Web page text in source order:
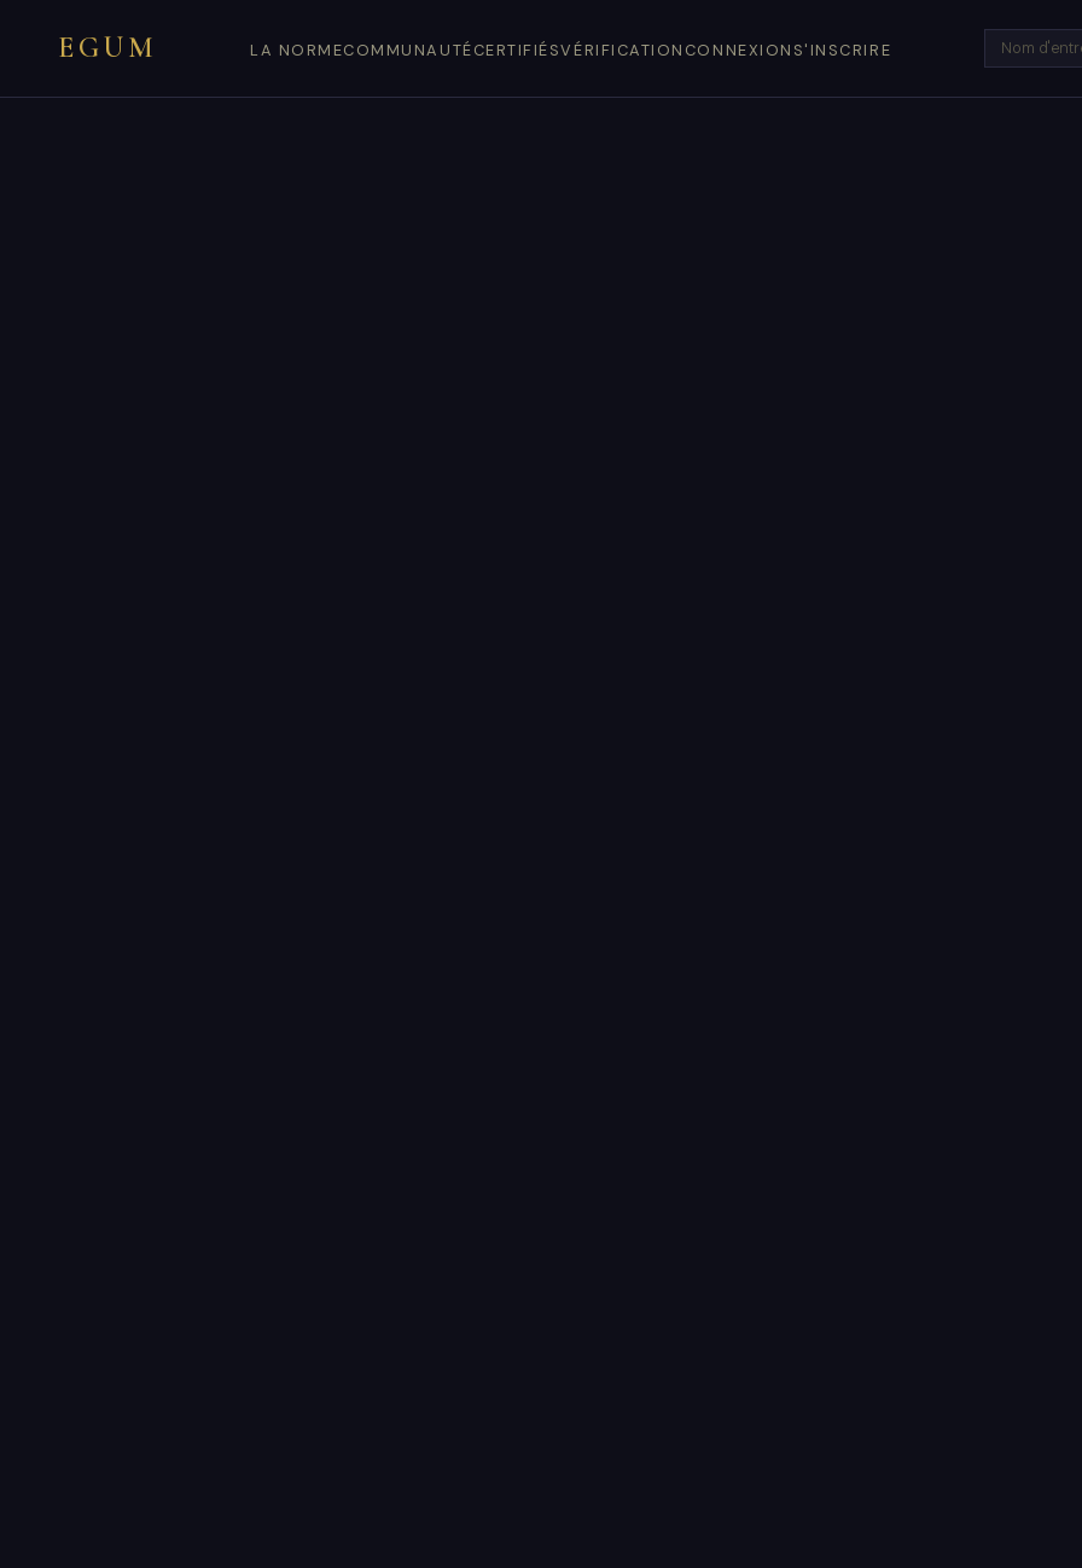
EGUM LA NORMECOMMUNAUTÉCERTIFIÉSVÉRIFICATION CONNEXION S'INSCRIRE